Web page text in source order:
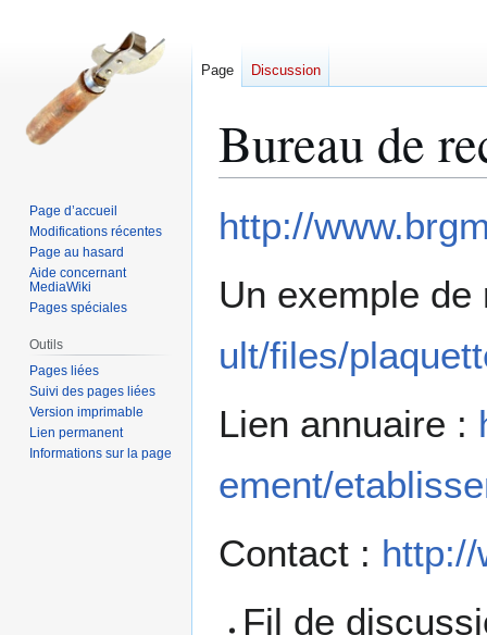
Bureau de
à
navigation
à
recherche
http://
Un exemple
ult/files/
Lien annuaire :
ement/
Contact :
Fil de
Page Discussion
Page d’accueil
Modifications récentes
Page au hasard
Aide concernant
MediaWiki
Pages spéciales
Outils
Pages liées
Suivi des pages liées
Version imprimable
Lien permanent
Informations sur la page